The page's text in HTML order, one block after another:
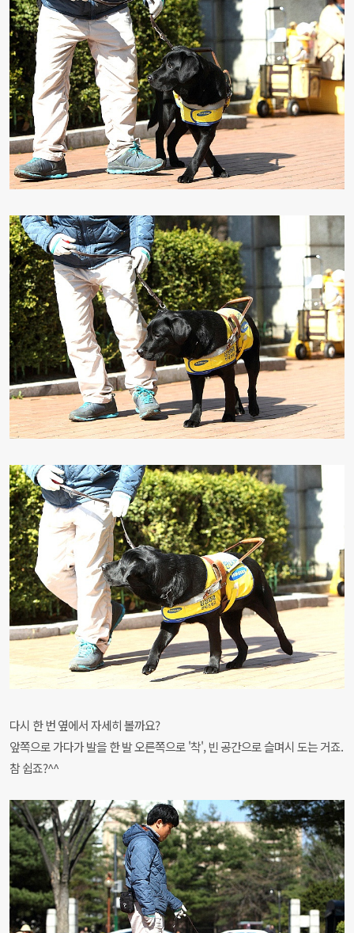
다시 한 번 옆에서 자세히 볼까요?
앞쪽으로 가다가 발을 한 발 오른쪽으로 '착', 빈 공간으로 슬며시 도는 거죠.
참 쉽죠?^^